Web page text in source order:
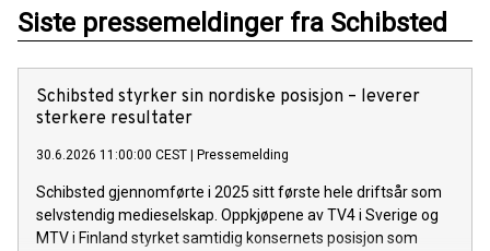
Siste pressemeldinger fra Schibsted
Schibsted styrker sin nordiske posisjon – leverer
sterkere resultater
30.6.2026 11:00:00 CEST Pressemelding
Schibsted gjennomførte i 2025 sitt første hele driftsår som
selvstendig medieselskap. Oppkjøpene av TV4 i Sverige og
MTV i Finland styrket samtidig konsernets posisjon som